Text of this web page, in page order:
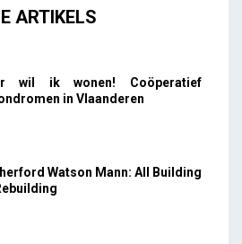
ARTIKELS
wil ik wonen! Coöperatief
in Vlaanderen
Watson Mann: All Building